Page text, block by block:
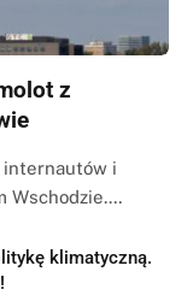
z
internautów i
Wschodzie.…
klimatyczną.